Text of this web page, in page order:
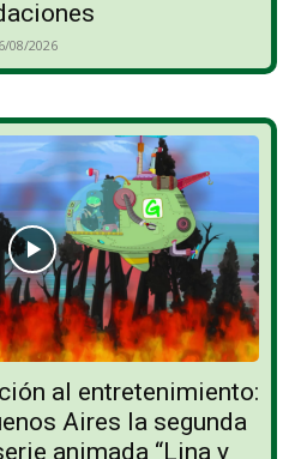
08/2026
al entretenimiento:
Aires la segunda
animada “Lina y